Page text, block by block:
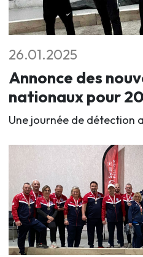
26.01.2025
Annonce des
nationaux pour
Une journée de détection